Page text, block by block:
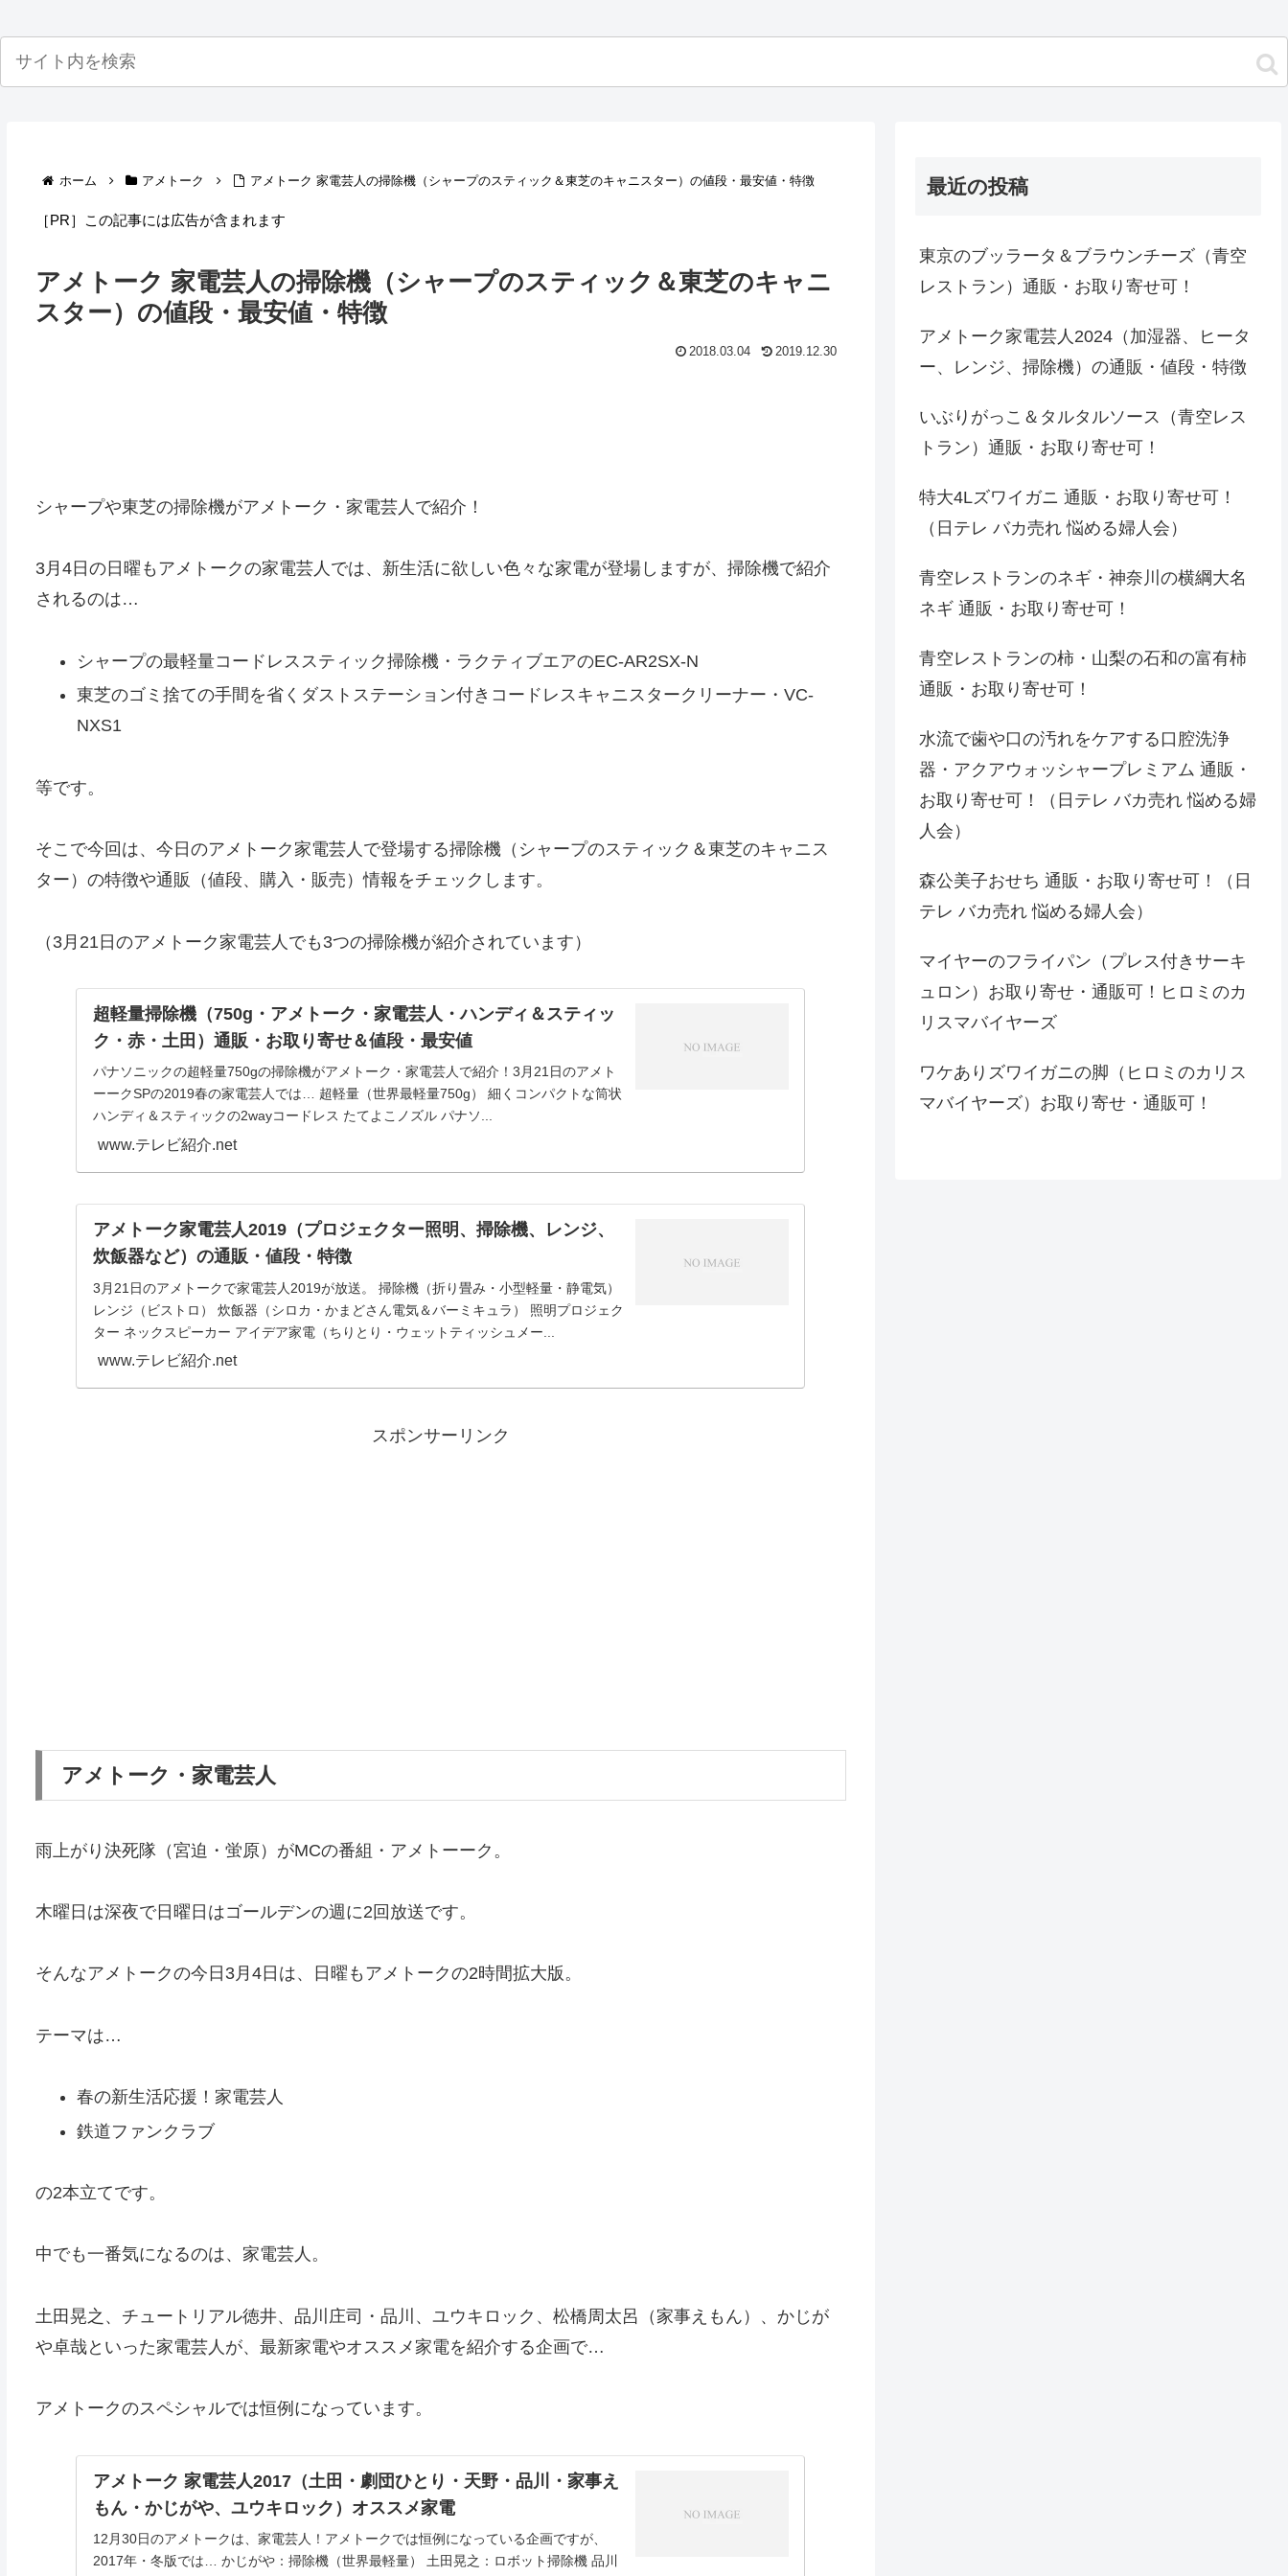
ホーム アメトーク アメトーク 家電芸人の掃除機（シャープのスティック＆東芝のキャニスター）の値段・最安値・特徴
［PR］この記事には広告が含まれます
アメトーク 家電芸人の掃除機（シャープのスティック＆東芝のキャニ
スター）の値段・最安値・特徴
2018.03.04 2019.12.30
シャープや東芝の掃除機がアメトーク・家電芸人で紹介！
3月4日の日曜もアメトークの家電芸人では、新生活に欲しい色々な家電が登場しますが、掃除機で紹介
されるのは…
シャープの最軽量コードレススティック掃除機・ラクティブエアのEC-AR2SX-N
東芝のゴミ捨ての手間を省くダストステーション付きコードレスキャニスタークリーナー・VC-
NXS1
等です。
そこで今回は、今日のアメトーク家電芸人で登場する掃除機（シャープのスティック＆東芝のキャニス
ター）の特徴や通販（値段、購入・販売）情報をチェックします。
（3月21日のアメトーク家電芸人でも3つの掃除機が紹介されています）
超軽量掃除機（750g・アメトーク・家電芸人・ハンディ＆スティッ
ク・赤・土田）通販・お取り寄せ＆値段・最安値
パナソニックの超軽量750gの掃除機がアメトーク・家電芸人で紹介！3月21日のアメト
ーークSPの2019春の家電芸人では… 超軽量（世界最軽量750g） 細くコンパクトな筒状
ハンディ＆スティックの2wayコードレス たてよこノズル パナソ...
www.テレビ紹介.net
アメトーク家電芸人2019（プロジェクター照明、掃除機、レンジ、
炊飯器など）の通販・値段・特徴
3月21日のアメトークで家電芸人2019が放送。 掃除機（折り畳み・小型軽量・静電気）
レンジ（ビストロ） 炊飯器（シロカ・かまどさん電気＆バーミキュラ） 照明プロジェク
ター ネックスピーカー アイデア家電（ちりとり・ウェットティッシュメー...
www.テレビ紹介.net
スポンサーリンク
アメトーク・家電芸人
雨上がり決死隊（宮迫・蛍原）がMCの番組・アメトーーク。
木曜日は深夜で日曜日はゴールデンの週に2回放送です。
そんなアメトークの今日3月4日は、日曜もアメトークの2時間拡大版。
テーマは…
春の新生活応援！家電芸人
鉄道ファンクラブ
の2本立てです。
中でも一番気になるのは、家電芸人。
土田晃之、チュートリアル徳井、品川庄司・品川、ユウキロック、松橋周太呂（家事えもん）、かじが
や卓哉といった家電芸人が、最新家電やオススメ家電を紹介する企画で…
アメトークのスペシャルでは恒例になっています。
アメトーク 家電芸人2017（土田・劇団ひとり・天野・品川・家事え
もん・かじがや、ユウキロック）オススメ家電
12月30日のアメトークは、家電芸人！アメトークでは恒例になっている企画ですが、
2017年・冬版では… かじがや：掃除機（世界最軽量） 土田晃之：ロボット掃除機 品川
最近の投稿
東京のブッラータ＆ブラウンチーズ（青空
レストラン）通販・お取り寄せ可！
アメトーク家電芸人2024（加湿器、ヒータ
ー、レンジ、掃除機）の通販・値段・特徴
いぶりがっこ＆タルタルソース（青空レス
トラン）通販・お取り寄せ可！
特大4Lズワイガニ 通販・お取り寄せ可！
（日テレ バカ売れ 悩める婦人会）
青空レストランのネギ・神奈川の横綱大名
ネギ 通販・お取り寄せ可！
青空レストランの柿・山梨の石和の富有柿
通販・お取り寄せ可！
水流で歯や口の汚れをケアする口腔洗浄
器・アクアウォッシャープレミアム 通販・
お取り寄せ可！（日テレ バカ売れ 悩める婦
人会）
森公美子おせち 通販・お取り寄せ可！（日
テレ バカ売れ 悩める婦人会）
マイヤーのフライパン（プレス付きサーキ
ュロン）お取り寄せ・通販可！ヒロミのカ
リスマバイヤーズ
ワケありズワイガニの脚（ヒロミのカリス
マバイヤーズ）お取り寄せ・通販可！